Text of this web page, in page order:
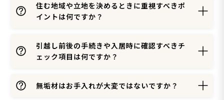
住む地域や立地を決めるときに重視すべきポ
イントは何ですか？
引越し前後の手続きや入居時に確認すべきチ
ェック項目は何ですか？
無垢材はお手入れが大変ではないですか？